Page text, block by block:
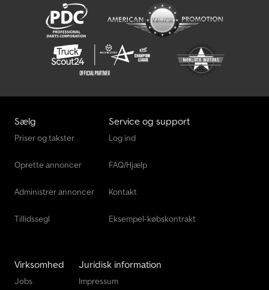
Sælg
Priser og takster
Oprette annoncer
Administrer annoncer
Tillidssegl
Service og support
Log ind
FAQ/Hjælp
Kontakt
Eksempel-købskontrakt
Virksomhed
Jobs
Juridisk information
Impressum